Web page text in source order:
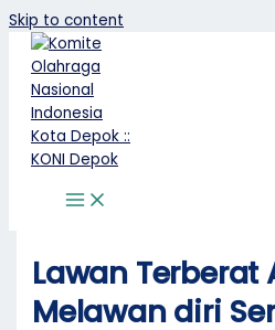
Skip to content
Lawan Terberat
Melawan diri